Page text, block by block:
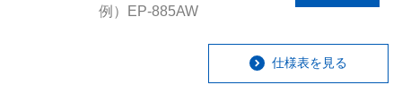
例）EP-885AW
仕様表を見る